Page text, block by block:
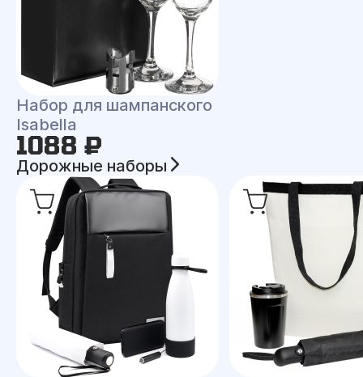
Набор для шампанского
Isabella
1088 ₽
Дорожные наборы